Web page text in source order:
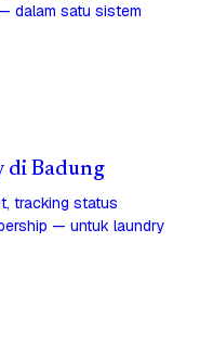
dalam satu sistem
di Badung
tracking status
— untuk laundry